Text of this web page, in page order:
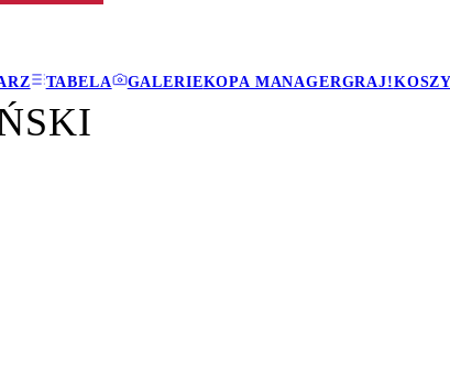
TABELA GALERIEKOPA MANAGERGRAJ!